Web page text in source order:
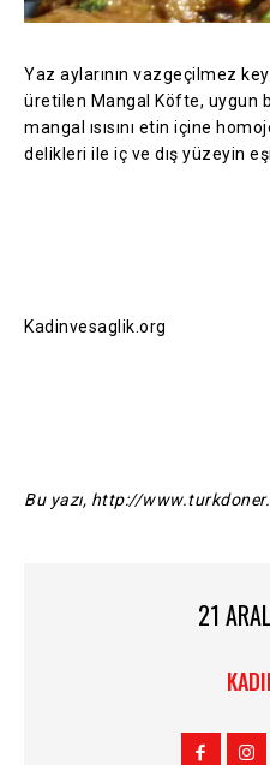
Yaz aylarının vazgeçilmez
üretilen Mangal Köfte, uygun
mangal ısısını etin içine
delikleri ile iç ve dış yüzeyin
Kadinvesaglik.org
Bu yazı, http://
21